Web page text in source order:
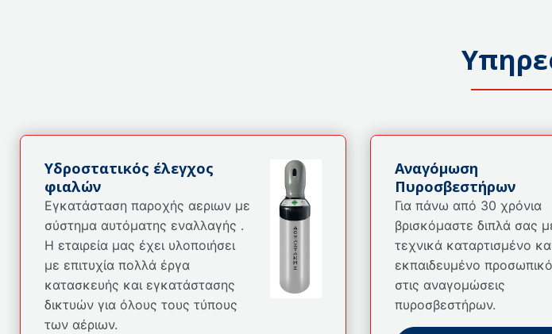
Υδροστατικός έλεγχος
φιαλών
Εγκατάσταση παροχής αεριων με
σύστημα αυτόματης εναλλαγής .
Η εταιρεία μας έχει υλοποιήσει
με επιτυχία πολλά έργα
κατασκευής και εγκατάστασης
δικτυών για όλους τους τύπους
των αέριων.
Αναγόμωση
Πυροσβεστήρων
Για πάνω από 30 χρόνια
βρισκόμαστε διπλά σας
τεχνικά καταρτισμένο
εκπαιδευμένο
στις αναγομώσεις
πυροσβεστήρων.